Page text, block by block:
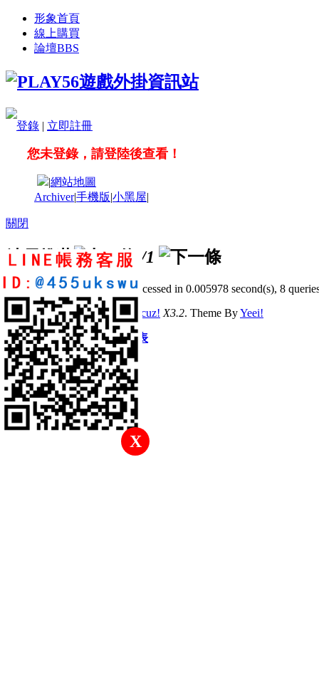
形象首頁
線上購買
論壇BBS
登錄 | 立即註冊
您未登錄，請登陸後查看！
X
|網站地圖
Archiver|手機版|小黑屋|
關閉
站長推薦 /1
GMT+8, 2026-8-7 16:11 , Processed in 0.005978 second(s), 8
© 2001-2011 Powered byDiscuz! X3.2. Theme ByYeei!
快速回復 返回頂部 返回列表